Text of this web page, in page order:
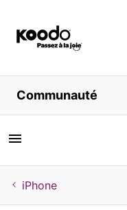
Magasiner
Libre service
Aide
Communauté
iPhone